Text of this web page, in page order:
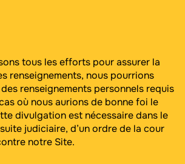
tous les efforts pour assurer la
renseignements, nous pourrions
renseignements personnels requis
où nous aurions de bonne foi le
divulgation est nécessaire dans le
judiciaire, d’un ordre de la cour
notre Site.